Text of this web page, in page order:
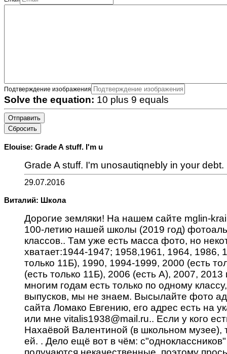
Подтверждение изображения
Solve the equation: 10 plus 9 equals
Отправить
Сбросить
Elouise: Grade A stuff. I'm u
Grade A stuff. I'm unosautiqnebly in your debt.
29.07.2016
Виталий: Школа
Дорогие земляки! На нашем сайте mglin-
100-летию нашей школы (2019 год)
классов.. Там уже есть масса фото, но
хватает:1944-1947; 1958,1961, 1964, 1986,
только 11Б), 1990, 1994-1999, 2000 (есть
(есть только 11Б), 2006 (есть А), 2007,
многим годам есть только по одному
выпусков, мы не знаем. Высылайте фото
сайта Ломако Евгению, его адрес есть на
или мне vitalis1938@mail.ru.. Если у кого
Нахаёвой Валентиной (в школьном музее),
ей. . Дело ещё вот в чём: